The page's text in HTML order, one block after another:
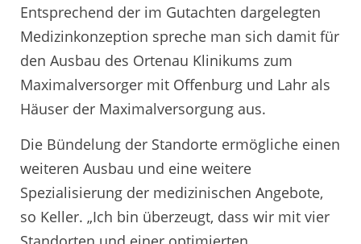
Entsprechend der im Gutachten dargelegten
Medizinkonzeption spreche man sich damit für
den Ausbau des Ortenau Klinikums zum
Maximalversorger mit Offenburg und Lahr als
Häuser der Maximalversorgung aus.
Die Bündelung der Standorte ermögliche einen
weiteren Ausbau und eine weitere
Spezialisierung der medizinischen Angebote,
so Keller. „Ich bin überzeugt, dass wir mit vier